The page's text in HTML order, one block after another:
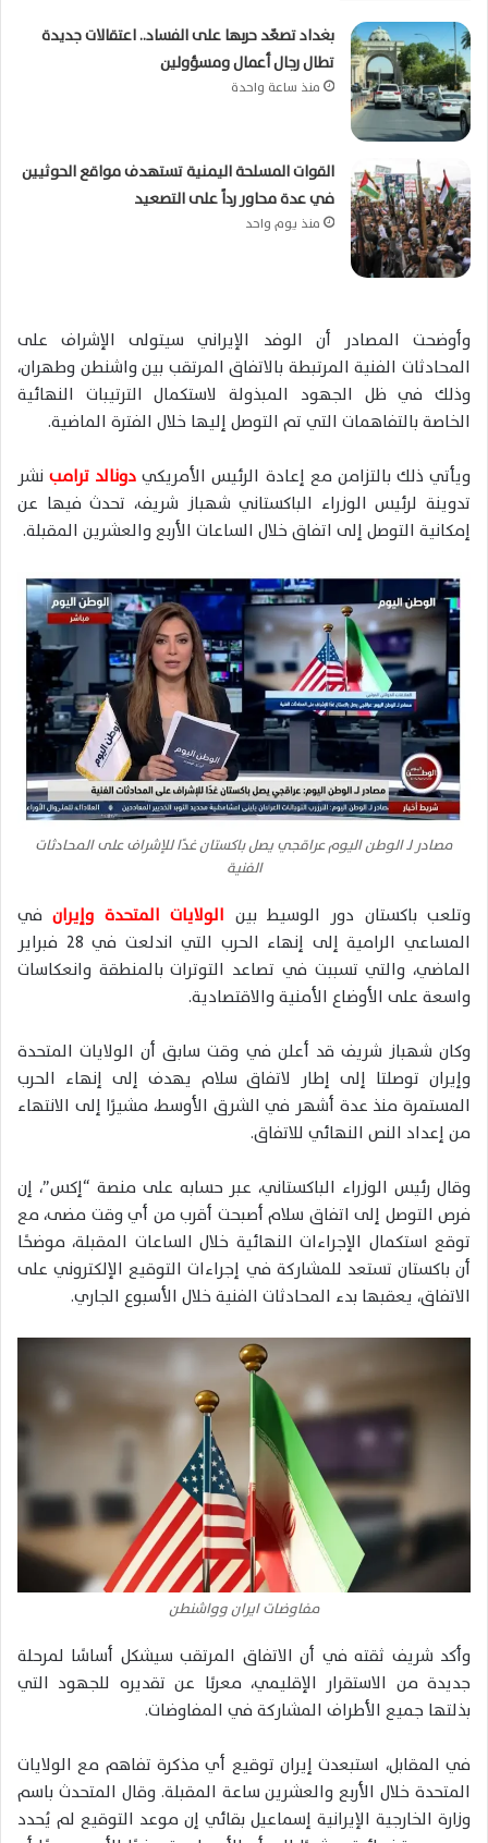
بغداد تصعّد حربها على الفساد.. اعتقالات جديدة
تطال رجال أعمال ومسؤولين
منذ ساعة واحدة
القوات المسلحة اليمنية تستهدف مواقع الحوثيين
في عدة محاور رداً على التصعيد
منذ يوم واحد
وأوضحت المصادر أن الوفد الإيراني سيتولى الإشراف على
المحادثات الفنية المرتبطة بالاتفاق المرتقب بين واشنطن وطهران،
وذلك في ظل الجهود المبذولة لاستكمال الترتيبات النهائية
الخاصة بالتفاهمات التي تم التوصل إليها خلال الفترة الماضية.
ويأتي ذلك بالتزامن مع إعادة الرئيس الأمريكي دونالد ترامبنشر
تدوينة لرئيس الوزراء الباكستاني شهباز شريف، تحدث فيها عن
إمكانية التوصل إلى اتفاق خلال الساعات الأربع والعشرين المقبلة.
مصادر لـ الوطن اليوم عراقجي يصل باكستان غدًا للإشراف على المحادثات
الفنية
وتلعب باكستان دور الوسيط بين الولايات المتحدة وإيرانفي
المساعي الرامية إلى إنهاء الحرب التي اندلعت في 28 فبراير
الماضي، والتي تسببت في تصاعد التوترات بالمنطقة وانعكاسات
واسعة على الأوضاع الأمنية والاقتصادية.
وكان شهباز شريف قد أعلن في وقت سابق أن الولايات المتحدة
وإيران توصلتا إلى إطار لاتفاق سلام يهدف إلى إنهاء الحرب
المستمرة منذ عدة أشهر في الشرق الأوسط، مشيرًا إلى الانتهاء
من إعداد النص النهائي للاتفاق.
وقال رئيس الوزراء الباكستاني، عبر حسابه على منصة “إكس”، إن
فرص التوصل إلى اتفاق سلام أصبحت أقرب من أي وقت مضى، مع
توقع استكمال الإجراءات النهائية خلال الساعات المقبلة، موضحًا
أن باكستان تستعد للمشاركة في إجراءات التوقيع الإلكتروني على
الاتفاق، يعقبها بدء المحادثات الفنية خلال الأسبوع الجاري.
مفاوضات ايران وواشنطن
وأكد شريف ثقته في أن الاتفاق المرتقب سيشكل أساسًا لمرحلة
جديدة من الاستقرار الإقليمي، معربًا عن تقديره للجهود التي
بذلتها جميع الأطراف المشاركة في المفاوضات.
في المقابل، استبعدت إيران توقيع أي مذكرة تفاهم مع الولايات
المتحدة خلال الأربع والعشرين ساعة المقبلة. وقال المتحدث باسم
وزارة الخارجية الإيرانية إسماعيل بقائي إن موعد التوقيع لم يُحدد